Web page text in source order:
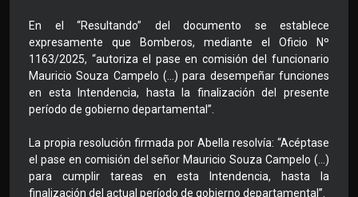
En el “Resultando” del documento se establece
expresamente que Bomberos, mediante el Oficio Nº
1163/2025, “autoriza el pase en comisión del funcionario
Mauricio Souza Campelo (...) para desempeñar funciones
en esta Intendencia, hasta la finalización del presente
período de gobierno departamental”.
La propia resolución firmada por Abella resolvía: “Acéptase
el pase en comisión del señor Mauricio Souza Campelo (...)
para cumplir tareas en esta Intendencia, hasta la
finalización del actual período de gobierno departamental”.